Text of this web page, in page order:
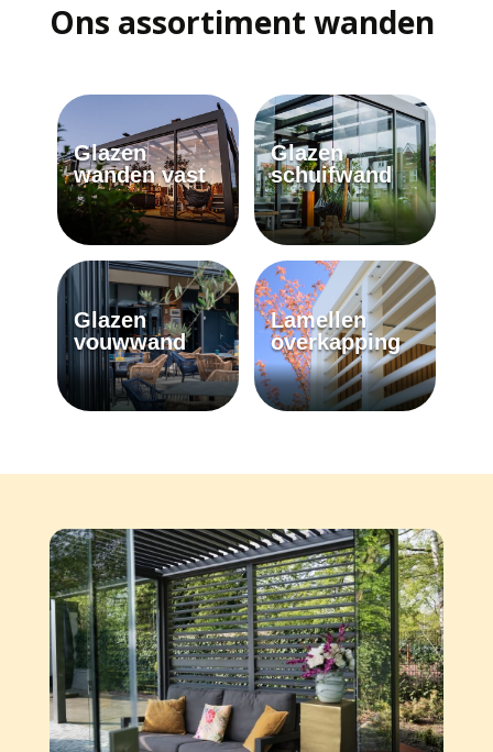
Ons assortiment wanden
Glazen
wanden vast
Glazen
schuifwand
Glazen
vouwwand
Lamellen
overkapping